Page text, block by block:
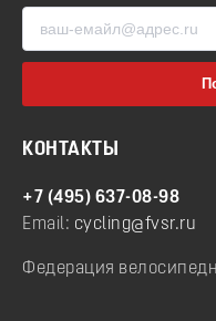
КОНТАКТЫ
+7 (495) 637-08-98
Email: cycling@fvsr.ru
Федерация